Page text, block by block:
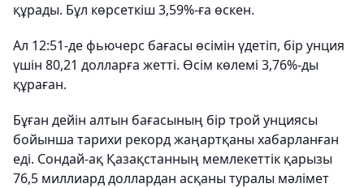
құрады. Бұл көрсеткіш 3,59%-ға өскен.
Ал 12:51-де фьючерс бағасы өсімін үдетіп, бір унция
үшін 80,21 долларға жетті. Өсім көлемі 3,76%-ды
құраған.
Бұған дейін алтын бағасының бір трой унциясы
бойынша тарихи рекорд жаңартқаны хабарланған
еді. Сондай-ақ Қазақстанның мемлекеттік қарызы
76,5 миллиард доллардан асқаны туралы мәлімет